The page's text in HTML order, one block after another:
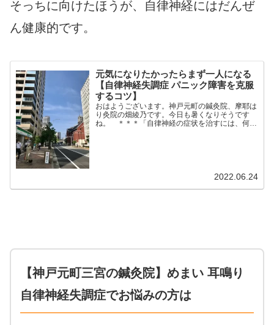
そっちに向けたほうが、自律神経にはだんぜ
ん健康的です。
元気になりたかったらまず一人になる
【自律神経失調症 パニック障害を克服
するコツ】
おはようございます。神戸元町の鍼灸院、摩耶は
り灸院の畑綾乃です。今日も暑くなりそうです
ね。 ＊＊＊「自律神経の症状を治すには、何が
2022.06.24
【神戸元町三宮の鍼灸院】めまい 耳鳴り
自律神経失調症でお悩みの方は